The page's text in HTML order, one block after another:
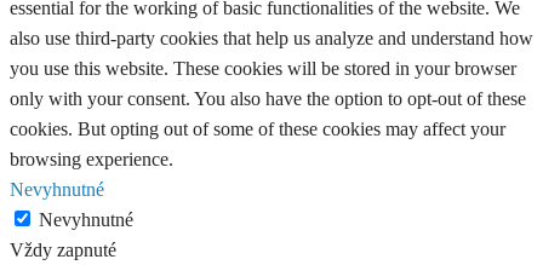
essential for the working of basic functionalities of the website. We
also use third-party cookies that help us analyze and understand how
you use this website. These cookies will be stored in your browser
only with your consent. You also have the option to opt-out of these
cookies. But opting out of some of these cookies may affect your
browsing experience.
Nevyhnutné
Nevyhnutné
Vždy zapnuté